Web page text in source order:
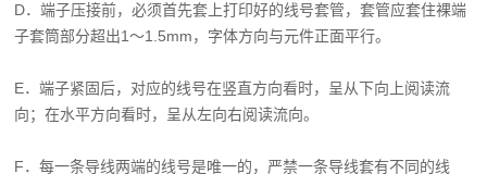
D．端子压接前，必须首先套上打印好的线号套管，套管应套住裸端
子套筒部分超出1～1.5mm，字体方向与元件正面平行。
E．端子紧固后，对应的线号在竖直方向看时，呈从下向上阅读流
向；在水平方向看时，呈从左向右阅读流向。
F．每一条导线两端的线号是唯一的，严禁一条导线套有不同的线